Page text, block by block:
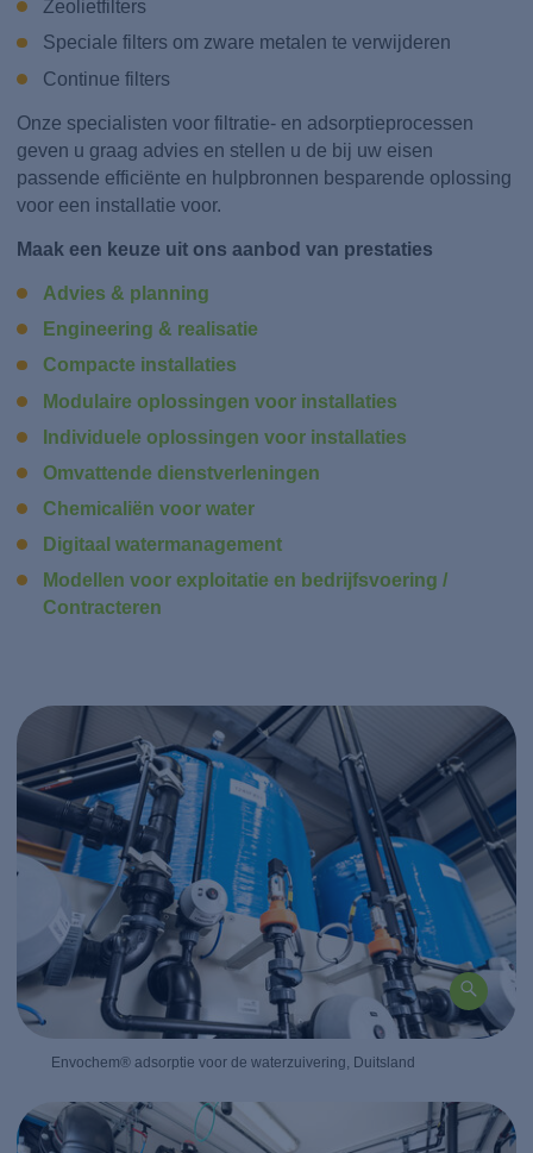
Zeolietfilters
Speciale filters om zware metalen te verwijderen
Continue filters
Onze specialisten voor filtratie- en adsorptieprocessen
geven u graag advies en stellen u de bij uw eisen
passende efficiënte en hulpbronnen besparende oplossing
voor een installatie voor.
Maak een keuze uit ons aanbod van prestaties
Advies & planning
Engineering & realisatie
Compacte installaties
Modulaire oplossingen voor installaties
Individuele oplossingen voor installaties
Omvattende dienstverleningen
Chemicaliën voor water
Digitaal watermanagement
Modellen voor exploitatie en bedrijfsvoering /
Contracteren
Envochem® adsorptie voor de waterzuivering, Duitsland